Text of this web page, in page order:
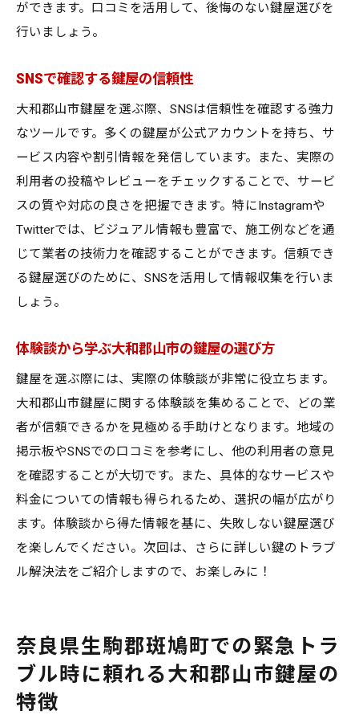
ができます。口コミを活用して、後悔のない鍵屋選びを
行いましょう。
SNSで確認する鍵屋の信頼性
大和郡山市鍵屋を選ぶ際、SNSは信頼性を確認する強力
なツールです。多くの鍵屋が公式アカウントを持ち、サ
ービス内容や割引情報を発信しています。また、実際の
利用者の投稿やレビューをチェックすることで、サービ
スの質や対応の良さを把握できます。特にInstagramや
Twitterでは、ビジュアル情報も豊富で、施工例などを通
じて業者の技術力を確認することができます。信頼でき
る鍵屋選びのために、SNSを活用して情報収集を行いま
しょう。
体験談から学ぶ大和郡山市の鍵屋の選び方
鍵屋を選ぶ際には、実際の体験談が非常に役立ちます。
大和郡山市鍵屋に関する体験談を集めることで、どの業
者が信頼できるかを見極める手助けとなります。地域の
掲示板やSNSでの口コミを参考にし、他の利用者の意見
を確認することが大切です。また、具体的なサービスや
料金についての情報も得られるため、選択の幅が広がり
ます。体験談から得た情報を基に、失敗しない鍵屋選び
を楽しんでください。次回は、さらに詳しい鍵のトラブ
ル解決法をご紹介しますので、お楽しみに！
奈良県生駒郡斑鳩町での緊急トラ
ブル時に頼れる大和郡山市鍵屋の
特徴